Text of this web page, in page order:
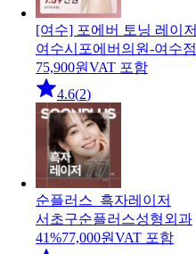
[여수] 포에버 토닝 레이저
여수시 포에버의원-여수점
75,900원VAT 포함
4.6(2)
순플러스_흑자레이저
서초구순플러스성형외과
41%77,000원VAT 포함